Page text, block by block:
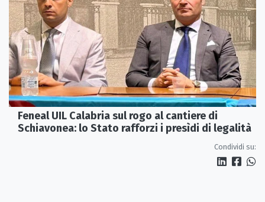
Feneal UIL Calabria sul rogo al cantiere di
Schiavonea: lo Stato rafforzi i presìdi di legalità
Condividi su: